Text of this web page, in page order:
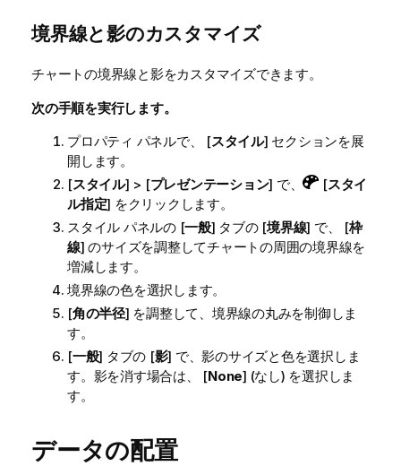
境界線と影のカスタマイズ
チャートの境界線と影をカスタマイズできます。
次の手順を実行します。
プロパティ パネルで、 [スタイル] セクションを展
開します。
[スタイル] > [プレゼンテーション] で、 [スタイ
ル指定] をクリックします。
スタイル パネルの [一般] タブの [境界線] で、 [枠
線] のサイズを調整してチャートの周囲の境界線を
増減します。
境界線の色を選択します。
[角の半径] を調整して、境界線の丸みを制御しま
す。
[一般] タブの [影] で、影のサイズと色を選択しま
す。影を消す場合は、 [None] (なし) を選択しま
す。
データの配置